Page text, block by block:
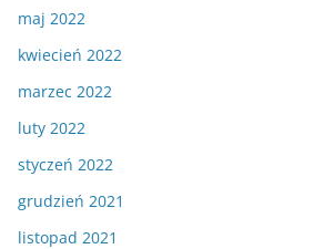
maj 2022
kwiecień 2022
marzec 2022
luty 2022
styczeń 2022
grudzień 2021
listopad 2021